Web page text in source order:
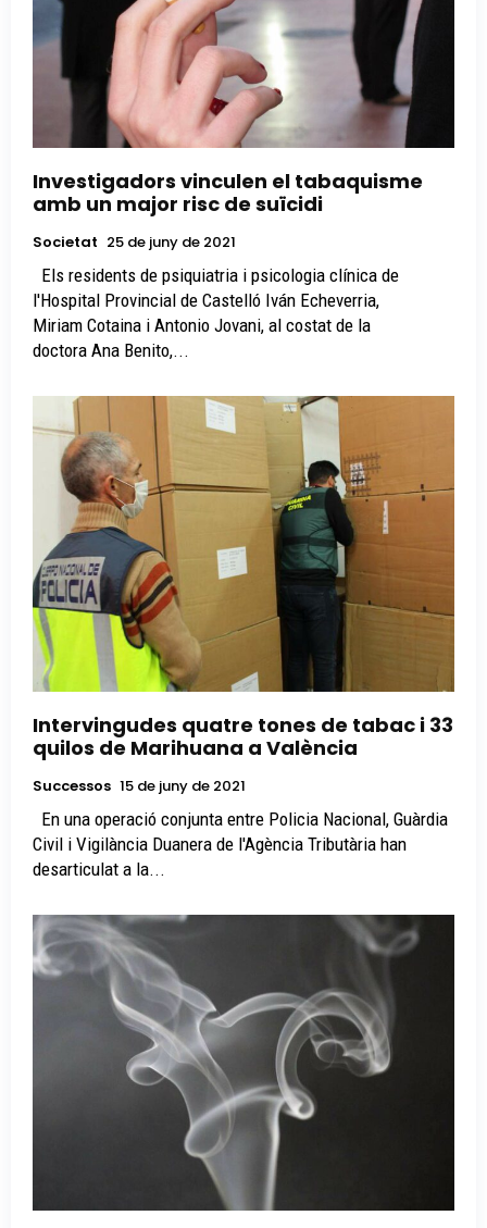
Investigadors vinculen el tabaquisme
amb un major risc de suïcidi
Societat 25 de juny de 2021
l'Hospital Provincial de Castelló Iván Echeverria,
Miriam Cotaina i Antonio Jovani, al costat de la
doctora Ana Benito,...
Intervingudes quatre tones de tabac i 33
quilos de Marihuana a València
Successos 15 de juny de 2021
Civil i Vigilància Duanera de l'Agència Tributària han
desarticulat a la...